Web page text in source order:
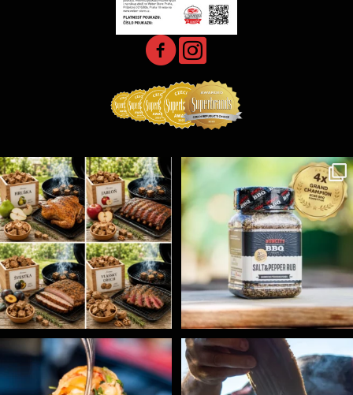
Udící špalíky - BORN TO SMOKE - různé druhy k...
5 0
Koření Suncity – autentická BBQ chuť u vás doma!...
1 0
Spoustu podobných triků, které vám usnadní nejenom ...
9 0
Ryba na grilu je opravdu rychlá, a stejně tak